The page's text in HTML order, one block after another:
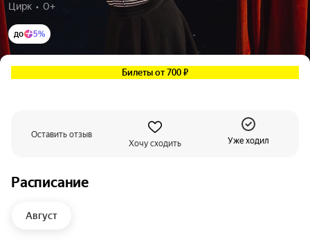
Цирк  •  0+
до 5%
Билеты от 700 ₽
Оставить отзыв
Хочу сходить
Уже ходил
Расписание
Август